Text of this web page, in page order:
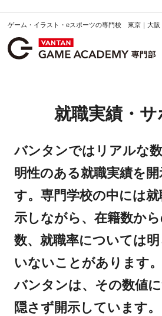
ゲーム・イラスト・eスポーツの専門校 東京｜大阪
就職実績・サ
バンタンではリアルな
明性のある就職実績を
す。専門学校の中には就
示しながら、在籍数か
数、就職率については
いないことがあります。
バンタンは、その数値
隠さず開示しています。